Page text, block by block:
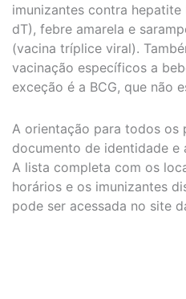
imunizantes contra
dT), febre amarela e
(vacina tríplice viral).
vacinação específicos a
exceção é a BCG, que não
A orientação para todos os
documento de identidade e
A lista completa com os
horários e os imunizantes
pode ser acessada no site